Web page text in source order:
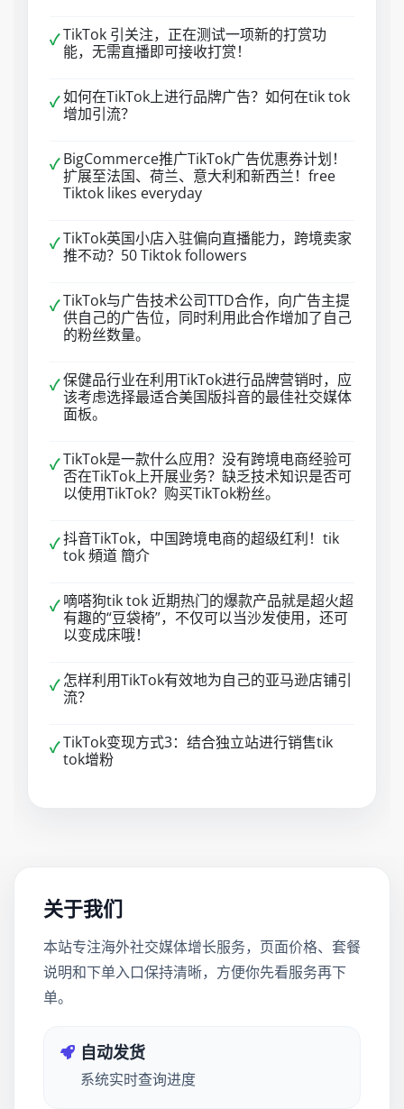
✓TikTok 引关注，正在测试一项新的打赏功
能，无需直播即可接收打赏！
✓如何在TikTok上进行品牌广告？如何在tik tok
增加引流？
✓ BigCommerce推广TikTok广告优惠券计划！
扩展至法国、荷兰、意大利和新西兰！free
Tiktok likes everyday
✓TikTok英国小店入驻偏向直播能力，跨境卖家
推不动？50 Tiktok followers
✓TikTok与广告技术公司TTD合作，向广告主提
供自己的广告位，同时利用此合作增加了自己
的粉丝数量。
✓保健品行业在利用TikTok进行品牌营销时，应
该考虑选择最适合美国版抖音的最佳社交媒体
面板。
✓TikTok是一款什么应用？没有跨境电商经验可
否在TikTok上开展业务？缺乏技术知识是否可
以使用TikTok？购买TikTok粉丝。
✓抖音TikTok，中国跨境电商的超级红利！tik
tok 頻道 簡介
✓ 嘀嗒狗tik tok 近期热门的爆款产品就是超火超
有趣的“豆袋椅”，不仅可以当沙发使用，还可
以变成床哦！
✓ 怎样利用TikTok有效地为自己的亚马逊店铺引
流？
✓TikTok变现方式3：结合独立站进行销售tik
tok增粉
关于我们
本站专注海外社交媒体增长服务，页面价格、套餐
说明和下单入口保持清晰，方便你先看服务再下
单。
自动发货
系统实时查询进度